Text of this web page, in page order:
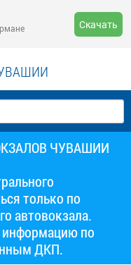
Скачать
ЧУВАШИИ
только по
автовокзала.
информацию по
ДКП.